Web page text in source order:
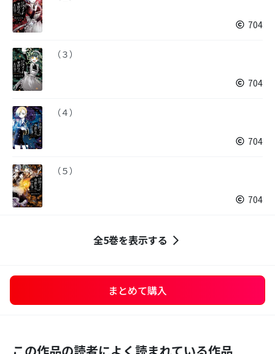
704
（３）
704
（４）
704
（５）
704
全5巻を表示する
まとめて購入